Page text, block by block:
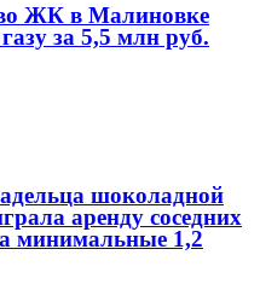
ЖК в Малиновке
за 5,5 млн руб.
шоколадной
аренду соседних
минимальные 1,2